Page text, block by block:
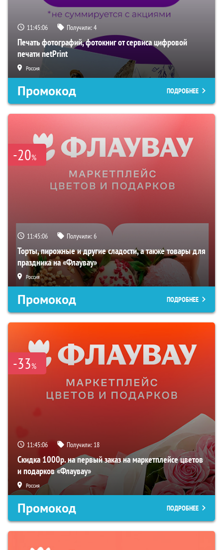
11:45:05 Получили:4
Печать фотографий, фотокниг от сервиса цифровой
печати netPrint
Россия
Промокод ПОДРОБНЕЕ
-20%
11:45:05 Получили:6
Торты, пирожные и другие сладости, а также товары для
праздника на «Флаувау»
Россия
Промокод ПОДРОБНЕЕ
-33%
11:45:05 Получили: 18
Скидка 1000р. на первый заказ на маркетплейсе цветов
и подарков «Флаувау»
Россия
Промокод ПОДРОБНЕЕ